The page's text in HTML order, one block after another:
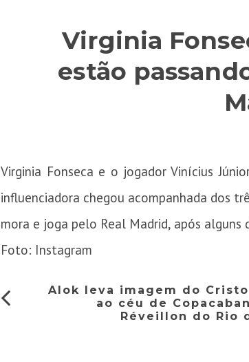
Virginia
estão
Virginia Fonseca e o jogador Vinícius
influenciadora chegou acompanhada dos
mora e joga pelo Real Madrid, após alguns
Foto: Instagram
Alok leva imagem do
ao céu de
Réveillon do Rio